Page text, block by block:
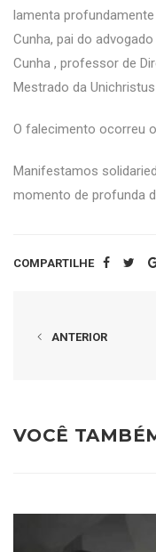
lamenta
Cunha, pai do
Cunha , professor de
Mestrado da Unichristus .
O falecimento ocorreu
Manifestamos
momento de profunda
COMPARTILHE
ANTERIOR
VOCÊ